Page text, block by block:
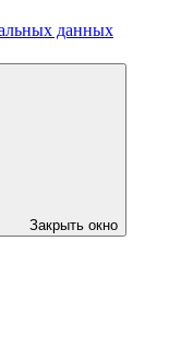
данных
Закрыть окно